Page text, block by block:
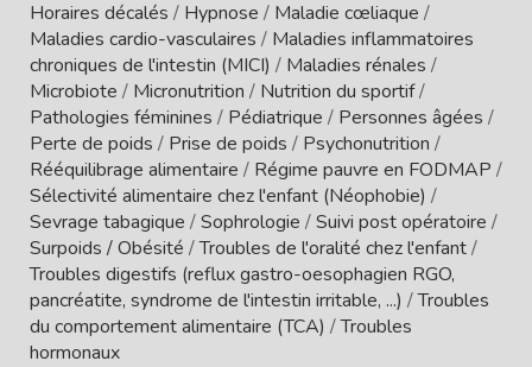
Horaires décalés / Hypnose / Maladie cœliaque /
Maladies cardio-vasculaires / Maladies inflammatoires
chroniques de l'intestin (MICI) / Maladies rénales /
Microbiote / Micronutrition / Nutrition du sportif/
Pathologies féminines / Pédiatrique / Personnes âgées /
Perte de poids / Prise de poids / Psychonutrition /
Rééquilibrage alimentaire / Régime pauvre en FODMAP /
Sélectivité alimentaire chez l'enfant (Néophobie) /
Sevrage tabagique /Sophrologie /Suivi post opératoire /
Surpoids / Obésité /Troubles de l'oralité chez l'enfant/
Troubles digestifs (reflux gastro-oesophagien RGO,
pancréatite, syndrome de l'intestin irritable, ...) /Troubles
du comportement alimentaire (TCA) /Troubles
hormonaux